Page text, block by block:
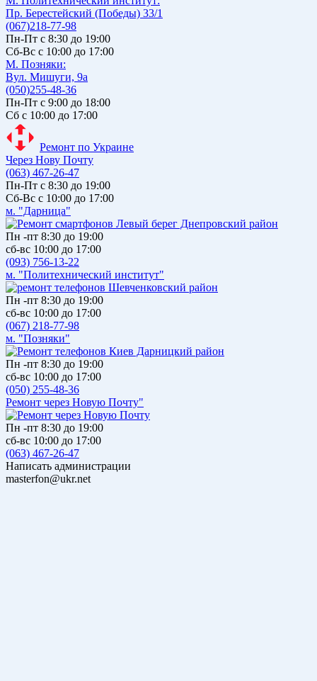
Пр. Берестейский (Победы) 33/1
(067)218-77-98
Пн-Пт с 8:30 до 19:00
Сб-Вс с 10:00 до 17:00
М. Позняки:
Вул. Мишуги, 9а
(050)255-48-36
Пн-Пт с 9:00 до 18:00
Сб с 10:00 до 17:00
Ремонт по Украине
Через Нову Почту
(063) 467-26-47
Пн-Пт с 8:30 до 19:00
Сб-Вс с 10:00 до 17:00
м. "Дарница"
Пн -пт 8:30 до 19:00
сб-вс 10:00 до 17:00
(093) 756-13-22
м. "Политехнический институт"
Пн -пт 8:30 до 19:00
сб-вс 10:00 до 17:00
(067) 218-77-98
м. "Позняки"
Пн -пт 8:30 до 19:00
сб-вс 10:00 до 17:00
(050) 255-48-36
Ремонт через Новую Почту"
Пн -пт 8:30 до 19:00
сб-вс 10:00 до 17:00
(063) 467-26-47
Написать администрации
masterfon@ukr.net